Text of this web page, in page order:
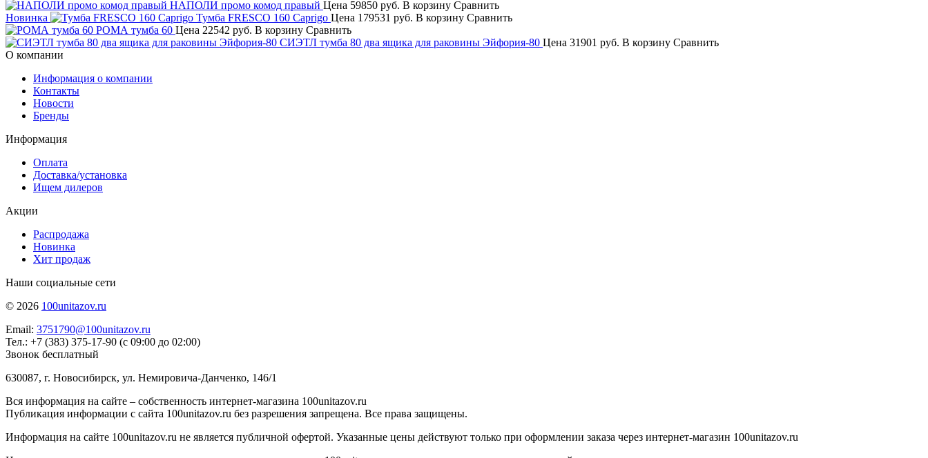
НАПОЛИ промо комод правый Цена 59850 руб. В корзину Сравнить
Новинка
Тумба FRESCO 160 Caprigo Цена 179531 руб. В корзину Сравнить
РОМА тумба 60 Цена 22542 руб. В корзину Сравнить
СИЭТЛ тумба 80 два ящика для раковины Эйфория-80 Цена 31901 руб. В корзину Сравнить
О компании
Информация о компании
Контакты
Новости
Бренды
Информация
Оплата
Доставка/установка
Ищем дилеров
Акции
Распродажа
Новинка
Хит продаж
Наши социальные сети
© 2026 100unitazov.ru
Email: 3751790@100unitazov.ru
Тел.: +7 (383) 375-17-90 (с 09:00 до 02:00)
Звонок бесплатный
630087, г. Новосибирск, ул. Немировича-Данченко, 146/1
Вся информация на сайте – собственность интернет-магазина 100unitazov.ru
Публикация информации с сайта 100unitazov.ru без разрешения запрещена. Все права защищены.
Информация на сайте 100unitazov.ru не является публичной офертой. Указанные цены действуют только при оформлении заказа через интернет-магазин 100unitazov.ru